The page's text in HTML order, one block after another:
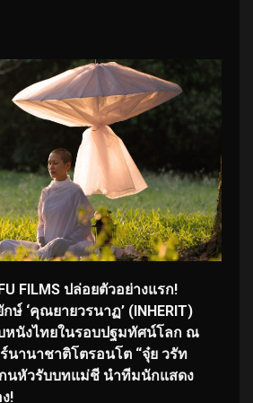
FILMS ปล่อยตัวอย่างแรก!
‘คุณยายวรนาฏ’ (INHERIT)
หนังไทยในรอบปฐมทัศน์โลก ณ
นานาชาติโตรอนโต “จุ๋ย วรัท
นหัวรับบทแม่ชี นำทีมนักแสดง
!